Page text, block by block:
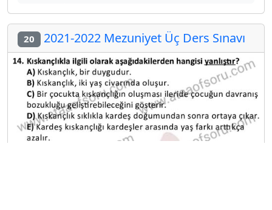
20 2021-2022 Mezuniyet Üç Ders Sınavı